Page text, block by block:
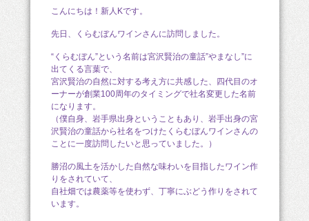
こんにちは！新人Kです。
先日、くらむぼんワインさんに訪問しました。
“くらむぼん”という名前は宮沢賢治の童話”やまなし”に
出てくる言葉で、
宮沢賢治の自然に対する考え方に共感した、四代目のオ
ーナーが創業100周年のタイミングで社名変更した名前
になります。
（僕自身、岩手県出身ということもあり、岩手出身の宮
沢賢治の童話から社名をつけたくらむぼんワインさんの
ことに一度訪問したいと思っていました。）
勝沼の風土を活かした自然な味わいを目指したワイン作
りをされていて、
自社畑では農薬等を使わず、丁寧にぶどう作りをされて
います。